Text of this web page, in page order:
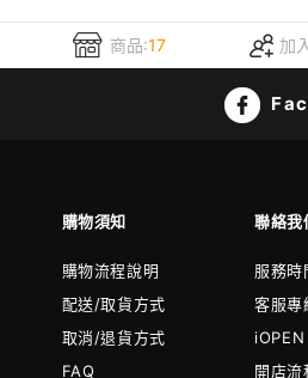
商品:17 加
購物須知 聯絡我
購物流程說明
配送/取貨方式
取消/退貨方式
FAQ
服務
客服
開店流